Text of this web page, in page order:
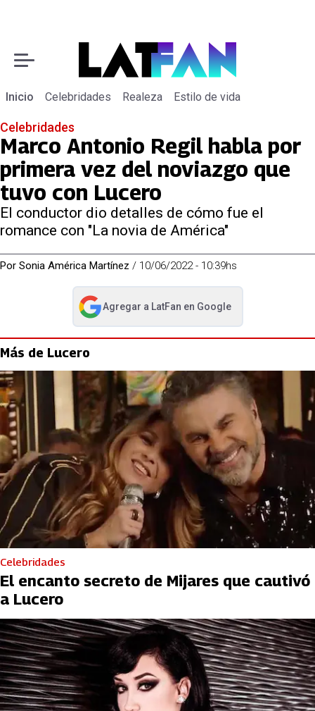
Inicio Celebridades Realeza Estilo de vida
Celebridades
Marco Antonio Regil habla por
primera vez del noviazgo que
tuvo con Lucero
El conductor dio detalles de cómo fue el
romance con "La novia de América"
Por Sonia América Martínez / 10/06/2022 - 10:39hs
Agregar a LatFan en Google
abre en nueva pestaña
Más de Lucero
Celebridades
El encanto secreto de Mijares que cautivó
a Lucero